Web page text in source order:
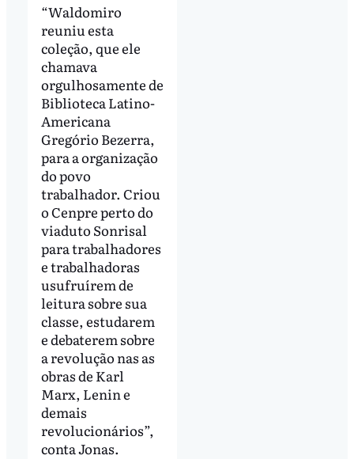
“Waldomiro
reuniu esta
coleção, que ele
chamava
orgulhosamente de
Biblioteca Latino-
Americana
Gregório Bezerra,
para a organização
do povo
trabalhador. Criou
o Cenpre perto do
viaduto Sonrisal
para trabalhadores
e trabalhadoras
usufruírem de
leitura sobre sua
classe, estudarem
e debaterem sobre
a revolução nas as
obras de Karl
Marx, Lenin e
demais
revolucionários”,
conta Jonas.